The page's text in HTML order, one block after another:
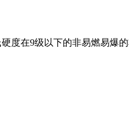
度在9级以下的非易燃易爆